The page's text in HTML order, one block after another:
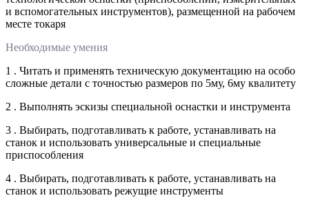
и вспомогательных инструментов), размещенной на рабочем
месте токаря
Необходимые умения
1 . Читать и применять техническую документацию на особо
сложные детали с точностью размеров по 5му, 6му квалитету
2 . Выполнять эскизы специальной оснастки и инструмента
3 . Выбирать, подготавливать к работе, устанавливать на
станок и использовать универсальные и специальные
приспособления
4 . Выбирать, подготавливать к работе, устанавливать на
станок и использовать режущие инструменты